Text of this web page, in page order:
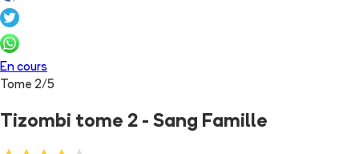
En cours
Tome 2/5
Tizombi tome 2 - Sang Famille